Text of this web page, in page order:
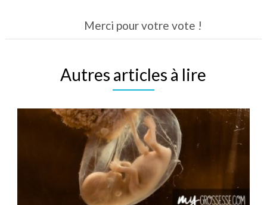
Merci pour votre vote !
Autres articles à lire